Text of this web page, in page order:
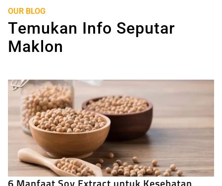
OUR BLOG
Temukan Info Seputar
Maklon